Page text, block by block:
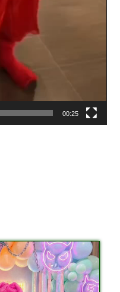
00:25